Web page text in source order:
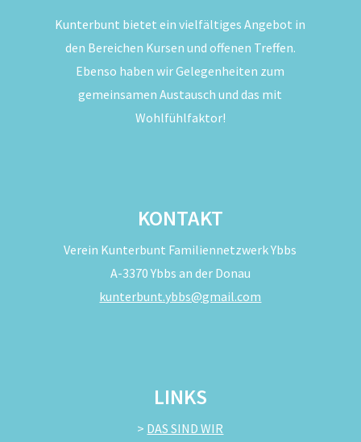
Kunterbunt bietet ein vielfältiges Angebot in
den Bereichen Kursen und offenen Treffen.
Ebenso haben wir Gelegenheiten zum
gemeinsamen Austausch und das mit
Wohlfühlfaktor!
KONTAKT
Verein Kunterbunt Familiennetzwerk Ybbs
A-3370 Ybbs an der Donau
kunterbunt.ybbs@gmail.com
LINKS
> DAS SIND WIR